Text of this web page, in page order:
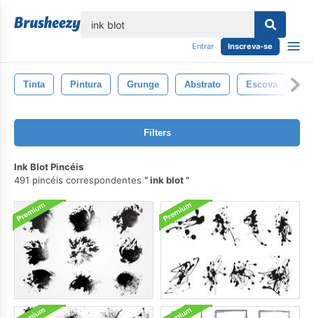
Entrar Inscreva-se
Tinta Pintura Grunge Abstrato Escova
Filters
Ink Blot Pincéis
491 pincéis correspondentes
ink blot